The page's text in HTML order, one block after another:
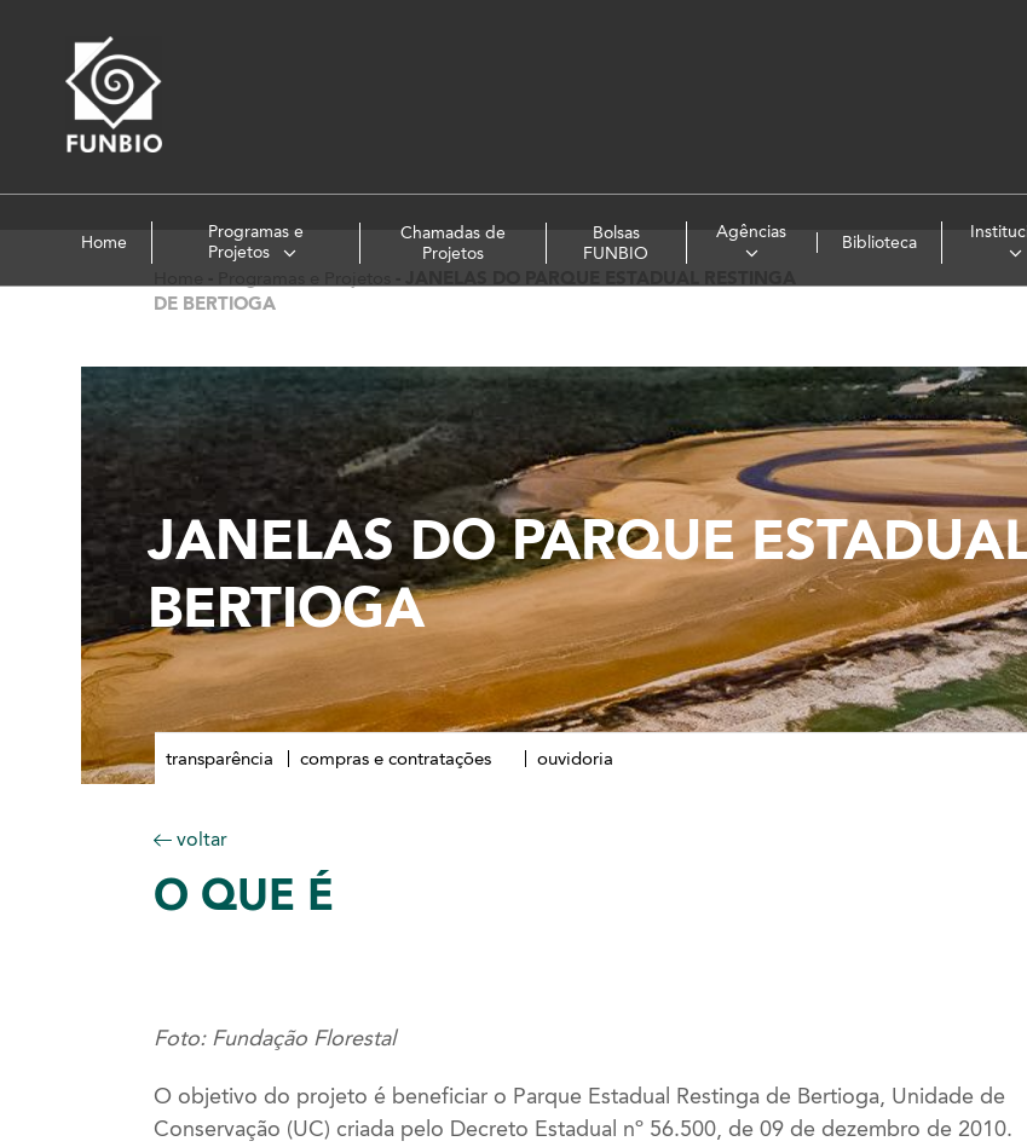
Home
Programas e
Projetos
Chamadas de
Projetos
Bolsas
FUNBIO
Agências
Biblioteca
DE BERTIOGA
JANELAS DO PARQUE
BERTIOGA
transparência compras e contratações ouvidoria
voltar
O QUE É
Foto: Fundação Florestal
O objetivo do projeto é beneficiar o Parque Estadual Restinga de Bertioga, Unidade de
Conservação (UC) criada pelo Decreto Estadual nº 56.500, de 09 de dezembro de 2010.